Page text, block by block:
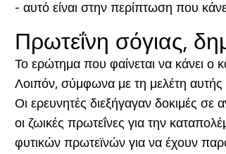
- αυτό είναι στην περίπτωση που
Πρωτεΐνη σόγιας,
Το ερώτημα που φαίνεται να κάνει ο
Λοιπόν, σύμφωνα με τη μελέτη αυτής
Οι ερευνητές διεξήγαγαν δοκιμές
οι ζωικές πρωτεΐνες για την
φυτικών πρωτεϊνών για να έχουν